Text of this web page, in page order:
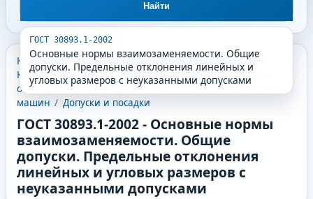
Найти
ГОСТ 30893.1-2002
Основные нормы взаимозаменяемости. Общие
допуски. Предельные отклонения линейных и
угловых размеров с неуказанными допусками
КГС - Классификатор государственных стандартов
Классификатор государственных стандартов / Машины,
оборудование и инструмент
Общие детали и узлы
машин / Допуски и посадки
ГОСТ 30893.1-2002- Основные нормы
взаимозаменяемости. Общие
допуски. Предельные отклонения
линейных и угловых размеров с
неуказанными допусками